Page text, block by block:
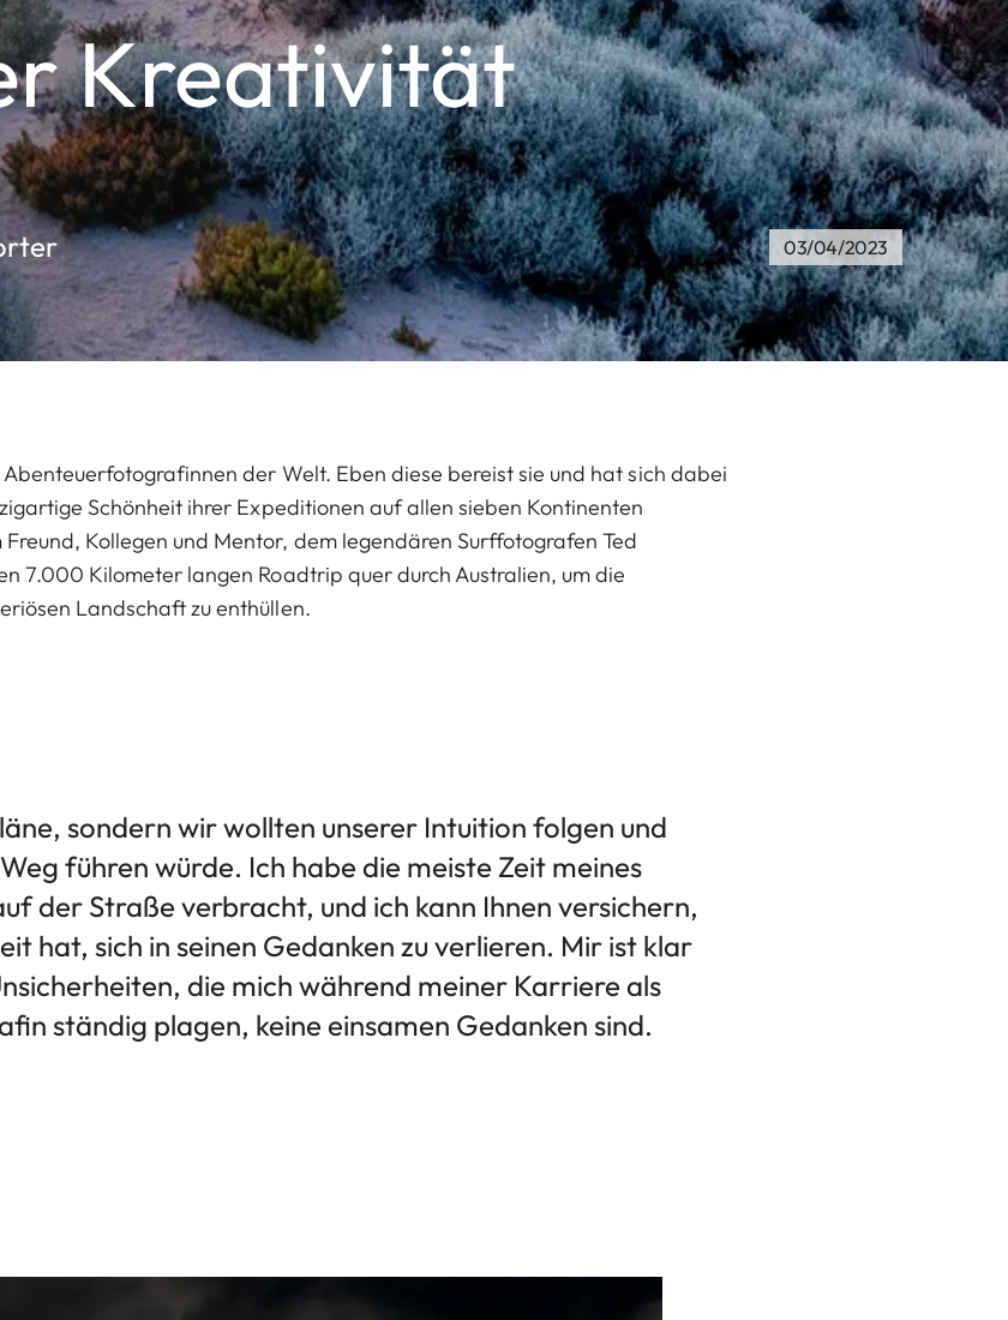
Kreativität
03/04/2023
der Welt. Eben diese bereist sie und hat sich dabei
Schönheit ihrer Expeditionen auf allen sieben Kontinenten
Kollegen und Mentor, dem legendären Surffotografen Ted
7.000 Kilometer langen Roadtrip quer durch Australien, um die
Landschaft zu enthüllen.
sondern wir wollten unserer Intuition folgen und
führen würde. Ich habe die meiste Zeit meines
der Straße verbracht, und ich kann Ihnen versichern,
hat, sich in seinen Gedanken zu verlieren. Mir ist klar
die mich während meiner Karriere als
ständig plagen, keine einsamen Gedanken sind.